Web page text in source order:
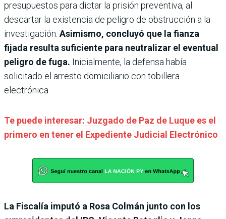
presupuestos para dictar la prisión preventiva, al
descartar la existencia de peligro de obstrucción a la
investigación. Asimismo, concluyó que la fianza
fijada resulta suficiente para neutralizar el eventual
peligro de fuga. Inicialmente, la defensa había
solicitado el arresto domiciliario con tobillera
electrónica.
Te puede interesar: Juzgado de Paz de Luque es el
primero en tener el Expediente Judicial Electrónico
La Fiscalía imputó a Rosa Colmán junto con los